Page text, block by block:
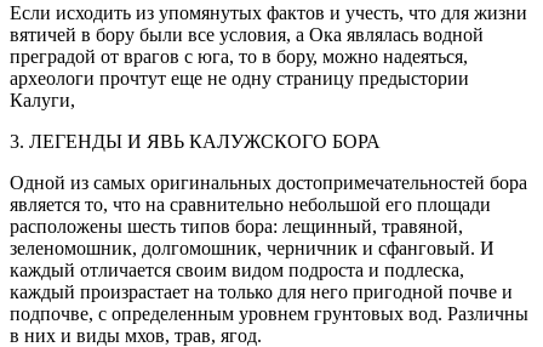
Если исходить из упомянутых фактов и учесть, что для жизни
вятичей в бору были все условия, а Ока являлась водной
преградой от врагов с юга, то в бору, можно надеяться,
археологи прочтут еще не одну страницу предыстории
Калуги,
3. ЛЕГЕНДЫ И ЯВЬ КАЛУЖСКОГО БОРА
Одной из самых оригинальных достопримечательностей бора
является то, что на сравнительно небольшой его площади
расположены шесть типов бора: лещинный, травяной,
зеленомошник, долгомошник, черничник и сфанговый. И
каждый отличается своим видом подроста и подлеска,
каждый произрастает на только для него пригодной почве и
подпочве, с определенным уровнем грунтовых вод. Различны
в них и виды мхов, трав, ягод.